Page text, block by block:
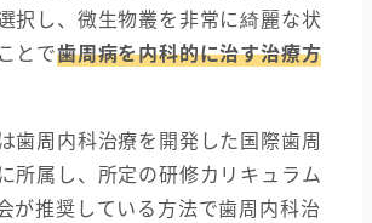
択し、微生物叢を非常に綺麗な状
とで歯周病を内科的に治す治療方
歯周内科治療を開発した国際歯周
所属し、所定の研修カリキュラム
が推奨している方法で歯周内科治